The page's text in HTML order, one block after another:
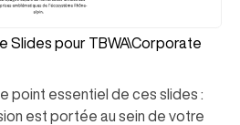
Slides pour TBWA\Corporate
point essentiel de ces slides :
est portée au sein de votre